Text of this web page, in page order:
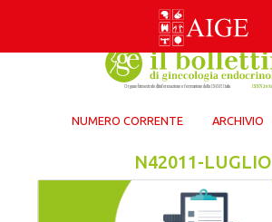
NUMERO CORRENTE ARCHIVIO
N42011-LUGLIO